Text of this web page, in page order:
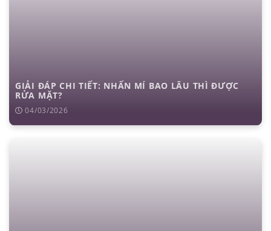
GIẢI ĐÁP CHI TIẾT: NHẤN MÍ BAO LÂU THÌ ĐƯỢC
RỬA MẶT?
04/03/2026